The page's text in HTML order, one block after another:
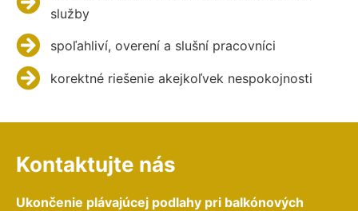
služby
spoľahliví, overení a slušní pracovníci
korektné riešenie akejkoľvek nespokojnosti
Kontaktujte nás
Ukončenie plávajúcej podlahy pri balkónových